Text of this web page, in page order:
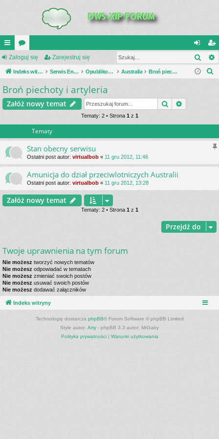
UI
C
K
_L
or
a
al
og
ar
ej
ę
Zaloguj się Zarejestruj się
Indeks witryny Serwis Encyklopedia Uzbrojenia Opublikowane zestawienia Australia Broń piechoty i artyleria
j
Broń piechoty i artyleria
Załóż nowy temat Szukaj
Tematy: 2 • Strona 1 z 1
Tematy
Stan obecny serwisu
Ostatni post autor: virtualbob « 11 gru 2012, 11:46
Amunicja do dział przeciwlotniczych Australii
Ostatni post autor: virtualbob « 11 gru 2012, 13:28
Załóż nowy temat
Tematy: 2 • Strona 1z 1
Przejdź do
Twoje uprawnienia na tym forum
Nie możesz tworzyć nowych tematów
Nie możesz odpowiadać w tematach
Nie możesz zmieniać swoich postów
Nie możesz usuwać swoich postów
Nie możesz dodawać załączników
Indeks witryny
Technologię dostarcza phpBB® Forum Software © phpBB Limited
Style autor: Arty - phpBB 3.3 autor: MrGaby
Polityka prywatności| Warunki użytkowania